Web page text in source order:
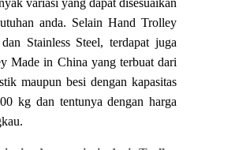
variasi yang dapat disesuaikan
anda. Selain Hand Trolley
Stainless Steel, terdapat juga
Made in China yang terbuat dari
maupun besi dengan kapasitas
kg dan tentunya dengan harga